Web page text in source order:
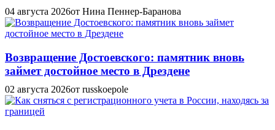
04 августа 2026от Нина Пеннер-Баранова
Возвращение Достоевского: памятник вновь
займет достойное место в Дрездене
02 августа 2026от russkoepole